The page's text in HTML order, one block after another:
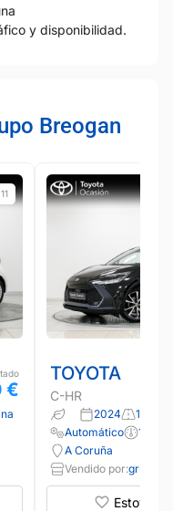
y disponibilidad.
Breogan
11
€
TOYOTA
C-HR
2024
15.113
Automático
140
A Coruña
Vendido por:grupo
Estoy